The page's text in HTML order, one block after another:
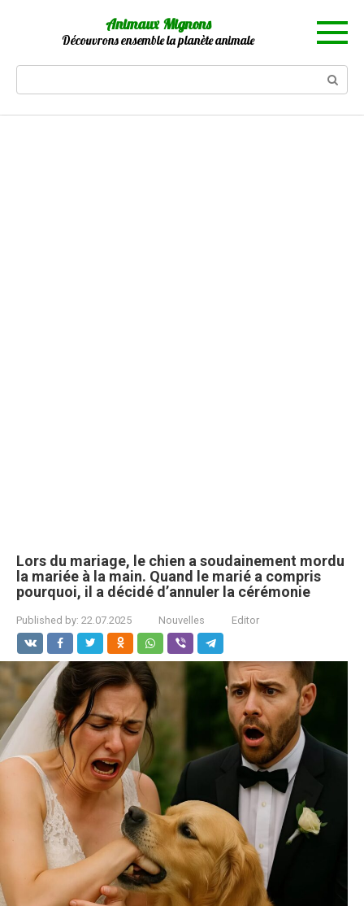
Animaux Mignons
Découvrons ensemble la planète animale
Lors du mariage, le chien a soudainement mordu
la mariée à la main. Quand le marié a compris
pourquoi, il a décidé d’annuler la cérémonie
Published by: 22.07.2025 Nouvelles Editor